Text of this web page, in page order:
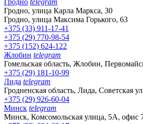
Гродно telegram
Гродно, улица Карла Маркса, 30
Гродно, улица Максима Горького, 63
+375 (33) 911-17-41
+375 (29) 770-98-54
+375 (152) 624-122
Жлобин telegram
Гомельская область, Жлобин,
+375 (29) 181-10-99
Лида telegram
Гродненская область, Лида, Советская
+375 (29) 926-60-04
Минск telegram
Минск, Комсомольская улица, 5А, офис